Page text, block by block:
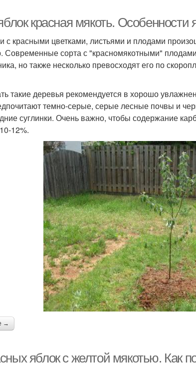
красная мякоть.
с красными цветками, листьями и плодами
Современные сорта с "красномякотными"
но также несколько превосходят его по
такие деревья рекомендуется в хорошо
темно-серые, серые лесные почвы и
суглинки. Очень важно, чтобы содержание
12%.
→
яблок с желтой мякотью. Как